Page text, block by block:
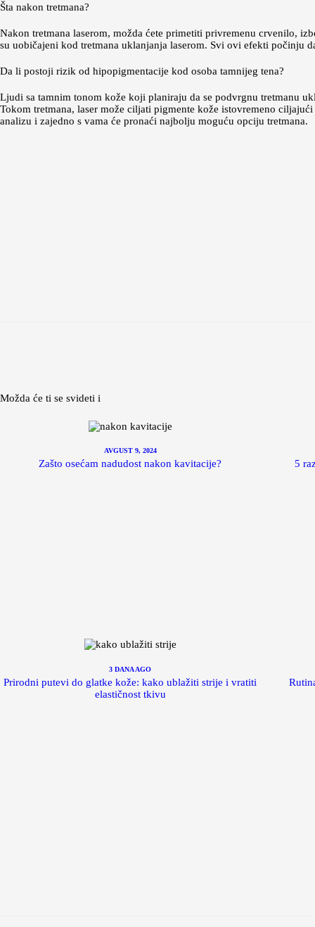
Šta nakon tretmana?
Nakon tretmana laserom, možda ćete primetiti privremenu crvenilo,
su uobičajeni kod tretmana uklanjanja laserom. Svi ovi efekti počinju
Da li postoji rizik od hipopigmentacije kod osoba tamnijeg tena?
Ljudi sa tamnim tonom kože koji planiraju da se podvrgnu tretmanu
Tokom tretmana, laser može ciljati pigmente kože istovremeno
analizu i zajedno s vama će pronaći najbolju moguću opciju tretmana.
Možda će ti se svideti i
AVGUST 9, 2024
Zašto osećam nadudost nakon kavitacije? 5
3 DANA AGO
Prirodni putevi do glatke kože: kako ublažiti strije i vratiti
elastičnost tkivu